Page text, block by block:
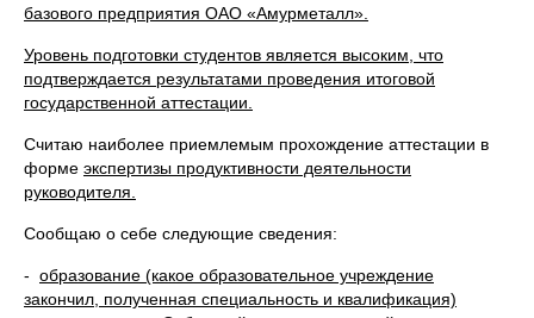
базового предприятия ОАО «Амурметалл».
Уровень подготовки студентов является высоким, что
подтверждается результатами проведения итоговой
государственной аттестации.
Считаю наиболее приемлемым прохождение аттестации в
форме экспертизы продуктивности деятельности
руководителя.
Сообщаю о себе следующие сведения:
- образование (какое образовательное учреждение
закончил, полученная специальность и квалификация)